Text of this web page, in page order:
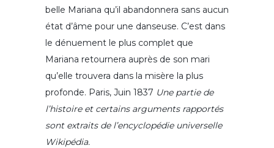
belle Mariana qu’il abandonnera sans aucun
état d’âme pour une danseuse. C’est dans
le dénuement le plus complet que
Mariana retournera auprès de son mari
qu’elle trouvera dans la misère la plus
profonde. Paris, Juin 1837 Une partie de
l’histoire et certains arguments rapportés
sont extraits de l’encyclopédie universelle
Wikipédia.